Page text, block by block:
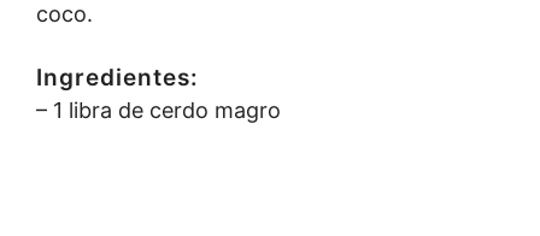
coco.
Ingredientes:
– 1 libra de cerdo magro